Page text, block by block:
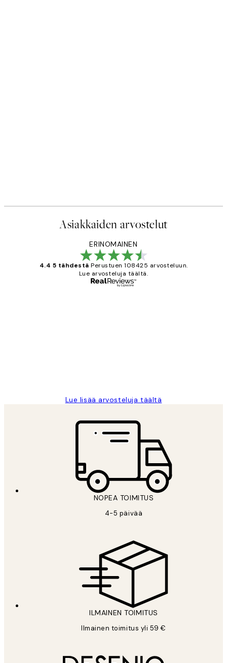
Asiakkaiden arvostelut
ERINOMAINEN
4.4 5 tähdestä Perustuen 108425 arvosteluun.
Lue arvosteluja täältä.
Lue lisää arvosteluja täältä
NOPEA TOIMITUS
4-5 päivää
ILMAINEN TOIMITUS
Ilmainen toimitus yli 59 €